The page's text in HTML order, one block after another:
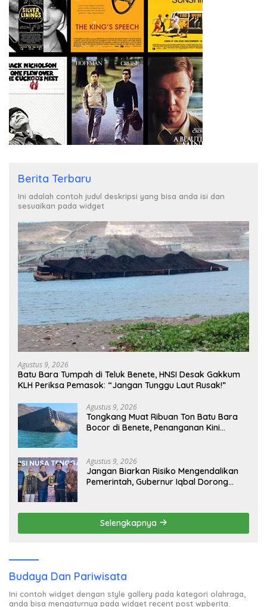
Berita Terbaru
Ini adalah contoh judul deskripsi yang bisa anda isi dan
sesuaikan pada widget
Agustus 9, 2026
Batu Bara Tumpah di Teluk Benete, HNSI Desak Gakkum
KLH Periksa Pemasok: “Jangan Tunggu Laut Rusak!”
Agustus 9, 2026
Tongkang Muat Ribuan Ton Batu Bara
Bocor di Benete, Penanganan Kini
Agustus 9, 2026
Jangan Biarkan Risiko Mengendalikan
Pemerintah, Gubernur Iqbal Dorong
Selengkapnya
Budaya Dan Pariwisata
Ini contoh widget dengan style gallery pada kategori olahraga,
anda bisa mengaturnya pada widget recent post wpberita.